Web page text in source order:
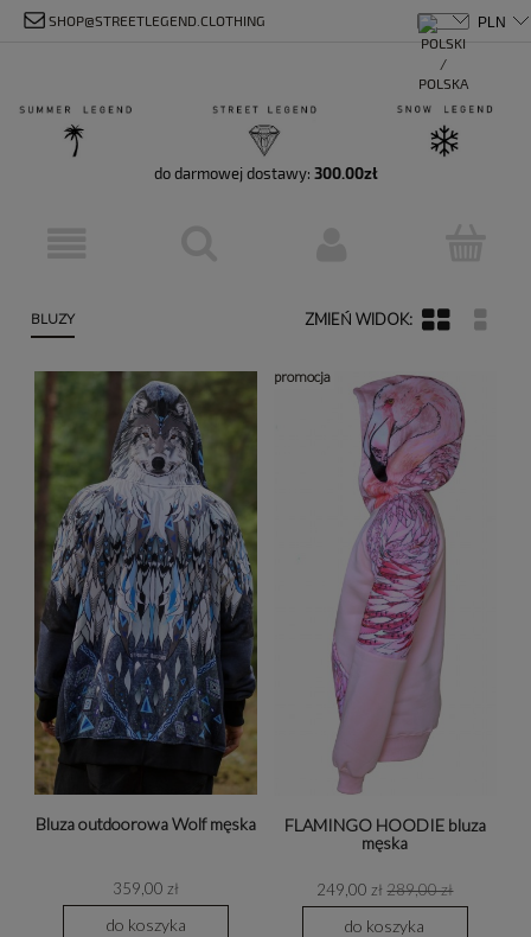
SHOP@STREETLEGEND.CLOTHING
do darmowej dostawy: 300.00zł
BLUZY
Bluza outdoorowa Wolf męska
359,00 zł
do koszyka
FLAMINGO HOODIE bluza
męska
249,00 zł 289,00 zł
do koszyka
promocja